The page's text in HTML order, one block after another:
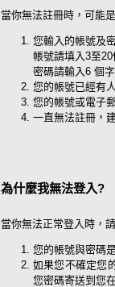
當你無法註冊時，可能
您輸入的帳號及
帳號請填入3至
密碼請輸入6 個
您的帳號已經有
您的帳號或電子
一直無法註冊，
為什麼我無法登入?
當你無法正常登入時，
您的帳號與密碼
如果您不確定您
您密碼寄送到您